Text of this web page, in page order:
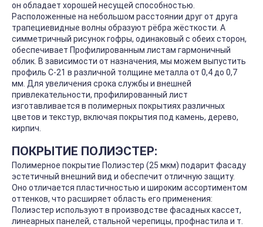
он обладает хорошей несущей способностью.
Расположенные на небольшом расстоянии друг от друга
трапециевидные волны образуют рёбра жёсткости. А
симметричный рисунок гофры, одинаковый с обеих сторон,
обеспечивает Профилированным листам гармоничный
облик. В зависимости от назначения, мы можем выпустить
профиль С-21 в различной толщине металла от 0,4 до 0,7
мм. Для увеличения срока службы и внешней
привлекательности, профилированный лист
изготавливается в полимерных покрытиях различных
цветов и текстур, включая покрытия под камень, дерево,
кирпич.
ПОКРЫТИЕ ПОЛИЭСТЕР:
Полимерное покрытие Полиэстер (25 мкм) подарит фасаду
эстетичный внешний вид и обеспечит отличную защиту.
Оно отличается пластичностью и широким ассортиментом
оттенков, что расширяет область его применения:
Полиэстер используют в производстве фасадных кассет,
линеарных панелей, стальной черепицы, профнастила и т.